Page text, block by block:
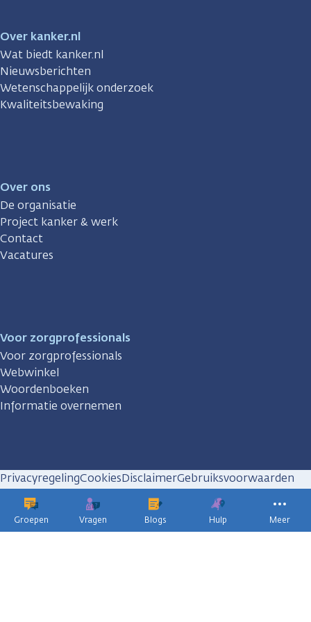
Groepen Vragen Blogs Hulp Meer
Over kanker.nl
Wat biedt kanker.nl
Nieuwsberichten
Wetenschappelijk onderzoek
Kwaliteitsbewaking
Over ons
De organisatie
Project kanker & werk
Contact
Vacatures
Voor zorgprofessionals
Voor zorgprofessionals
Webwinkel
Woordenboeken
Informatie overnemen
PrivacyregelingCookiesDisclaimerGebruiksvoorwaarden
Huisregels